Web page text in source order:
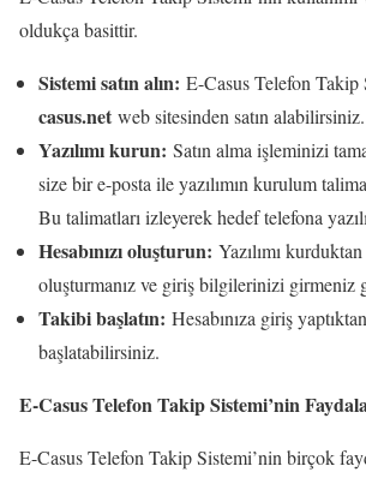
oldukça basittir.
Sistemi satın alın: E-Casus Telefon Takip
casus.net web sitesinden satın alabilirsiniz.
Yazılımı kurun: Satın alma işleminizi
size bir e-posta ile yazılımın kurulum
Bu talimatları izleyerek hedef telefona
Hesabınızı oluşturun: Yazılımı
oluşturmanız ve giriş bilgilerinizi girmeniz
Takibi başlatın: Hesabınıza giriş
başlatabilirsiniz.
E-Casus Telefon Takip Sistemi’nin
E-Casus Telefon Takip Sistemi’nin birçok